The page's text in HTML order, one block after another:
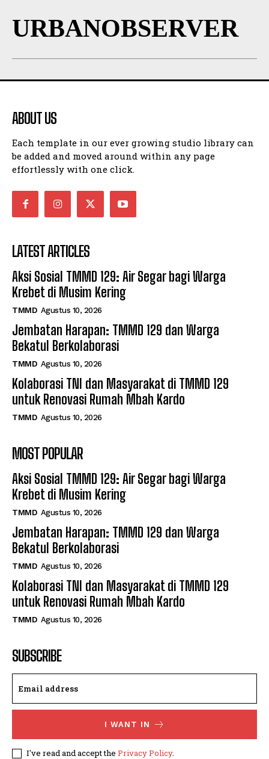
URBANOBSERVER
ABOUT US
Each template in our ever growing studio library can
be added and moved around within any page
effortlessly with one click.
LATEST ARTICLES
Aksi Sosial TMMD 129: Air Segar bagi Warga
Krebet di Musim Kering
TMMD Agustus 10, 2026
Jembatan Harapan: TMMD 129 dan Warga
Bekatul Berkolaborasi
TMMD Agustus 10, 2026
Kolaborasi TNI dan Masyarakat di TMMD 129
untuk Renovasi Rumah Mbah Kardo
TMMD Agustus 10, 2026
MOST POPULAR
Aksi Sosial TMMD 129: Air Segar bagi Warga
Krebet di Musim Kering
TMMD Agustus 10, 2026
Jembatan Harapan: TMMD 129 dan Warga
Bekatul Berkolaborasi
TMMD Agustus 10, 2026
Kolaborasi TNI dan Masyarakat di TMMD 129
untuk Renovasi Rumah Mbah Kardo
TMMD Agustus 10, 2026
SUBSCRIBE
I WANT IN
I've read and accept the Privacy Policy.